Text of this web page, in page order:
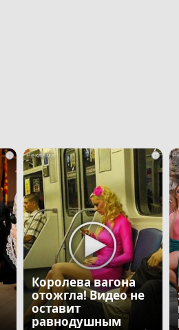
i i
Королева вагона
отожгла! Видео не
оставит
равнодушным